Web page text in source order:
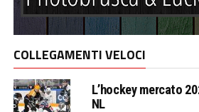
COLLEGAMENTI VELOCI
L’hockey mercato
NL